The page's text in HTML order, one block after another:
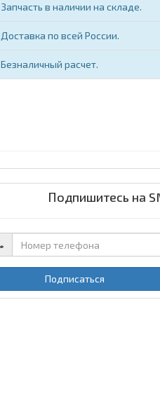
Запчасть в наличии на складе.
Доставка по всей России.
Безналичный расчет.
Подпишитесь на
Подписаться